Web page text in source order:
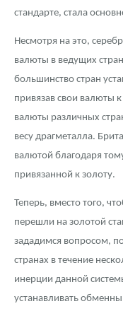
стандарте, стала
Несмотря на это,
валюты в ведущих
большинство стран
привязав свои валюты
валюты различных
весу драгметалла.
валютой благодаря
привязанной к золоту.
Теперь, вместо того,
перешли на золотой
зададимся вопросом,
странах в течение
инерции данной
устанавливать